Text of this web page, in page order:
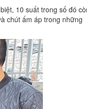
10 suất trong số đó
chút ấm áp trong những